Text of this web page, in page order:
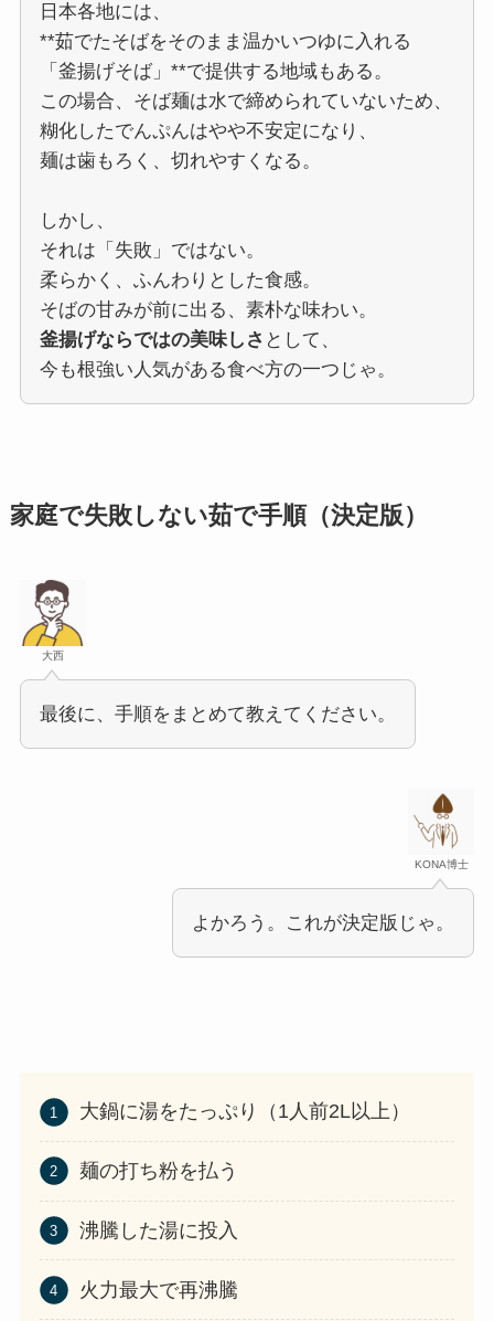
日本各地には、
**茹でたそばをそのまま温かいつゆに入れる
「釜揚げそば」**で提供する地域もある。
この場合、そば麺は水で締められていないため、
糊化したでんぷんはやや不安定になり、
麺は歯もろく、切れやすくなる。
しかし、
それは「失敗」ではない。
柔らかく、ふんわりとした食感。
そばの甘みが前に出る、素朴な味わい。
釜揚げならではの美味しさ として、
今も根強い人気がある食べ方の一つじゃ。
家庭で失敗しない茹で手順（決定版）
大西
最後に、手順をまとめて教えてください。
KONA博士
よかろう。これが決定版じゃ。
大鍋に湯をたっぷり（1人前2L以上）
麺の打ち粉を払う
沸騰した湯に投入
火力最大で再沸騰